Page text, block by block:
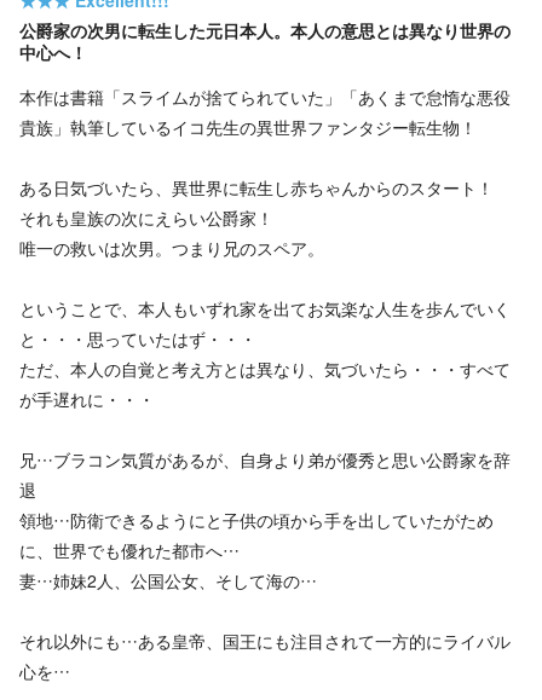
公爵家の次男に転生した元日本人。本人の意思とは異なり世界の
中心へ！
本作は書籍「スライムが捨てられていた」「あくまで怠惰な悪役
貴族」執筆しているイコ先生の異世界ファンタジー転生物！
ある日気づいたら、異世界に転生し赤ちゃんからのスタート！
それも皇族の次にえらい公爵家！
唯一の救いは次男。つまり兄のスペア。
ということで、本人もいずれ家を出てお気楽な人生を歩んでいく
と・・・思っていたはず・・・
ただ、本人の自覚と考え方とは異なり、気づいたら・・・すべて
が手遅れに・・・
兄…ブラコン気質があるが、自身より弟が優秀と思い公爵家を辞
退
領地…防衛できるようにと子供の頃から手を出していたがため
に、世界でも優れた都市へ…
妻…姉妹2人、公国公女、そして海の…
それ以外にも…ある皇帝、国王にも注目されて一方的にライバル
心を…